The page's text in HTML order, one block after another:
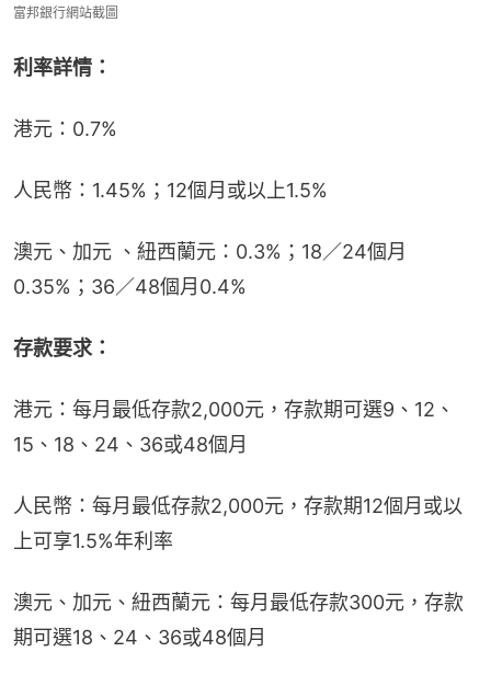
富邦銀行網站截圖
利率詳情：
港元：0.7%
人民幣：1.45%；12個月或以上1.5%
澳元、加元 、紐西蘭元：0.3%；18／24個月
0.35%；36／48個月0.4%
存款要求：
港元：每月最低存款2,000元，存款期可選9、12、
15、18、24、36或48個月
人民幣：每月最低存款2,000元，存款期12個月或以
上可享1.5%年利率
澳元、加元、紐西蘭元：每月最低存款300元，存款
期可選18、24、36或48個月